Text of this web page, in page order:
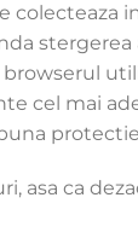
cel mai
asa ca